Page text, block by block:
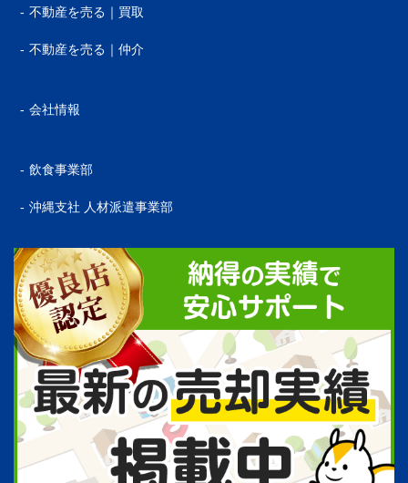
不動産を売る｜買取
不動産を売る｜仲介
会社情報
飲食事業部
沖縄支社 人材派遣事業部